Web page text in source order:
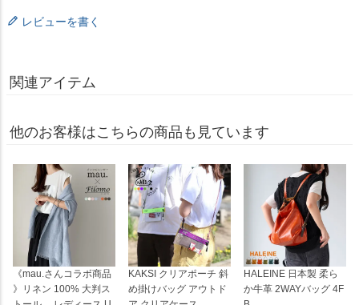
レビューを書く
関連アイテム
他のお客様はこちらの商品も見ています
《mau.さんコラボ商品
》リネン 100% 大判ス
KAKSI クリアポーチ 斜
め掛けバッグ アウトド
HALEINE 日本製 柔ら
か牛革 2WAYバッグ 4F